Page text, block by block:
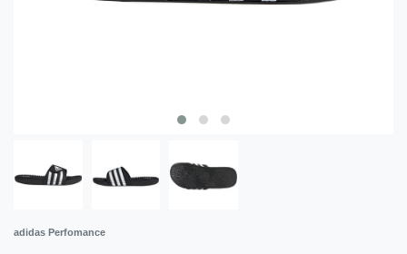
adidas Perfomance